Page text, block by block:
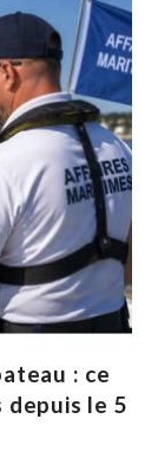
: ce
depuis le 5